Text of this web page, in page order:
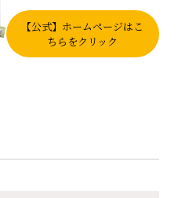
【公式】ホームページはこ
ちらをクリック